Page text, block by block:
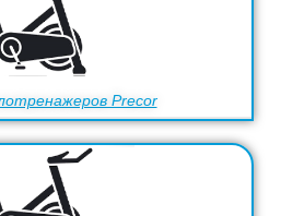
Precor